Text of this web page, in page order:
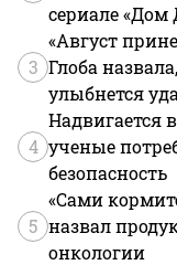
сериале «Дом
3
«Август
Глоба
улыбнется
4
Надвигается
ученые
безопасность
5
«Сами
назвал
онкологии